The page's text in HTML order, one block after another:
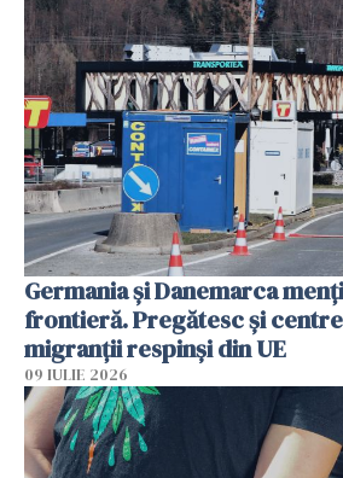
Germania și Danemarca
frontieră. Pregătesc și
migranții respinși din UE
09 IULIE 2026